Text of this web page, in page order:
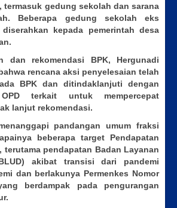
termasuk gedung sekolah dan sarana
Beberapa gedung sekolah eks
kepada pemerintah desa
dan rekomendasi BPK, Hergunadi
rencana aksi penyelesaian telah
BPK dan ditindaklanjuti dengan
OPD terkait untuk mempercepat
lanjut rekomendasi.
pandangan umum fraksi
beberapa target Pendapatan
terutama pendapatan Badan Layanan
akibat transisi dari pandemi
dan berlakunya Permenkes Nomor
berdampak pada pengurangan